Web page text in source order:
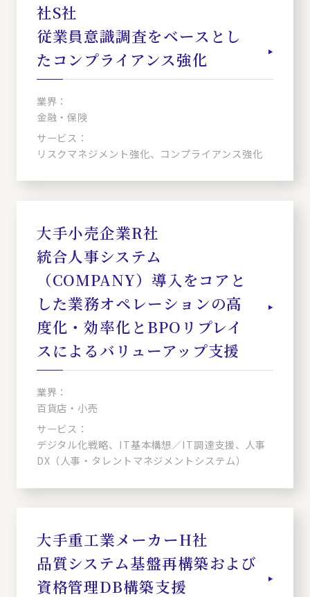
社S社
従業員意識調査をベースとし
たコンプライアンス強化
業界：
金融・保険
サービス：
リスクマネジメント強化、コンプライアンス強化
大手小売企業R社
統合人事システム
（COMPANY）導入をコアと
した業務オペレーションの高
度化・効率化とBPOリプレイ
スによるバリューアップ支援
業界：
百貨店・小売
サービス：
デジタル化戦略、IT基本構想／IT調達支援、人事
DX（人事・タレントマネジメントシステム）
大手重工業メーカーH社
品質システム基盤再構築および
資格管理DB構築支援